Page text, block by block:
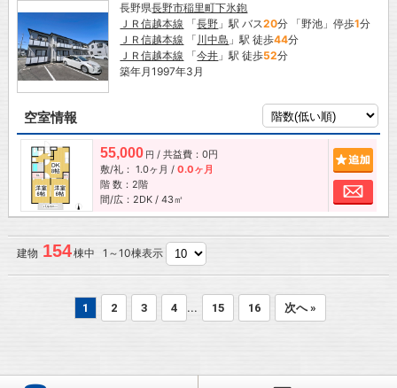
長野県長野市稲里町下氷鉋
ＪＲ信越本線 「長野 」駅 バス20分 「野池」停歩1分
ＪＲ信越本線 「 川中島 」駅 徒歩44分
ＪＲ信越本線 「今井 」駅 徒歩52分
築年月1997年3月
空室情報
55,000 円 / 共益費：0円
敷/礼： 1.0ヶ月 / 0.0ヶ月
階 数：2階
間/広：2DK / 43㎡
お
建物 154棟中 1～10棟表示
1 2 3 4 ... 15 16 次へ »